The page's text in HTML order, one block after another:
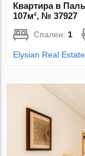
Квартира в
107м², № 37927
Спален:1
Elysian Real